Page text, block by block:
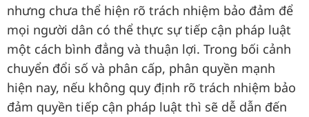
nhưng chưa thể hiện rõ trách nhiệm bảo đảm để
mọi người dân có thể thực sự tiếp cận pháp luật
một cách bình đẳng và thuận lợi. Trong bối cảnh
chuyển đổi số và phân cấp, phân quyền mạnh
hiện nay, nếu không quy định rõ trách nhiệm bảo
đảm quyền tiếp cận pháp luật thì sẽ dễ dẫn đến